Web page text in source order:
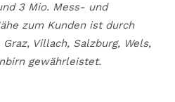
3 Mio. Mess- und
zum Kunden ist durch
Villach, Salzburg, Wels,
gewährleistet.